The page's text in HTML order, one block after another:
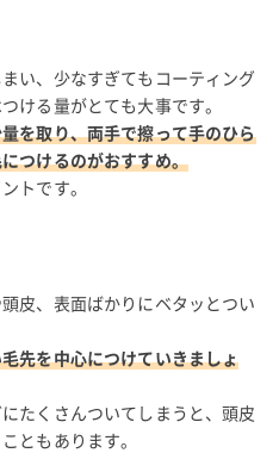
い、少なすぎてもコーティング
ける量がとても大事です。
を取り、両手で擦って手のひら
つけるのがおすすめ。
トです。
皮、表面ばかりにベタッとつい
先を中心につけていきましょ
たくさんついてしまうと、頭皮
ともあります。